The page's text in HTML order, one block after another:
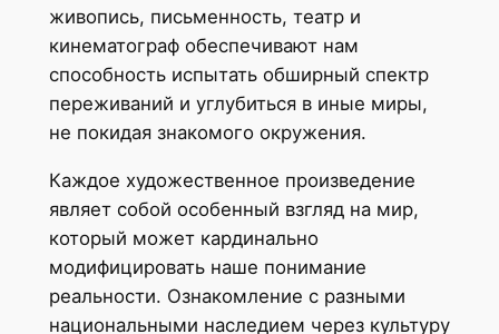
живопись, письменность, театр и
кинематограф обеспечивают нам
способность испытать обширный спектр
переживаний и углубиться в иные миры,
не покидая знакомого окружения.
Каждое художественное произведение
являет собой особенный взгляд на мир,
который может кардинально
модифицировать наше понимание
реальности. Ознакомление с разными
национальными наследием через культуру